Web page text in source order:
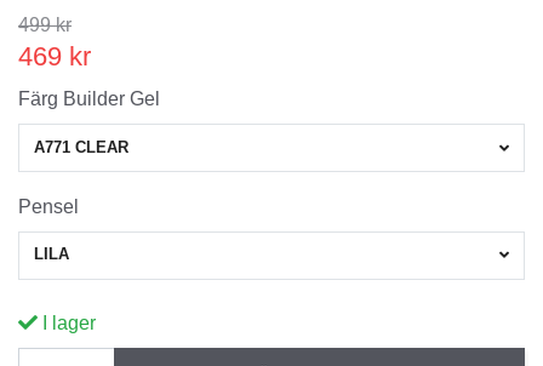
499 kr
469 kr
Färg Builder Gel
A771 CLEAR
Pensel
LILA
I lager